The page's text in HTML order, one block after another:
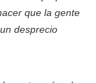
que la gente
desprecio